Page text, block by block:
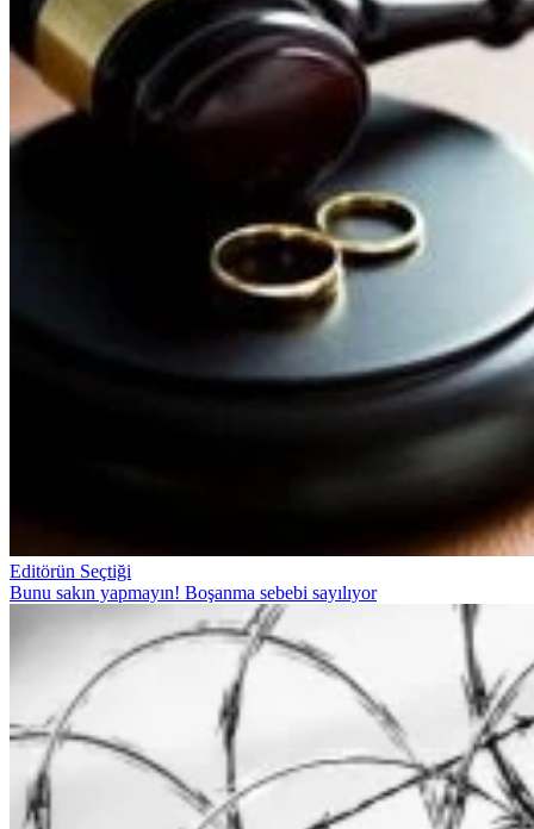
Editörün Seçtiği
Bunu sakın yapmayın! Boşanma sebebi sayılıyor